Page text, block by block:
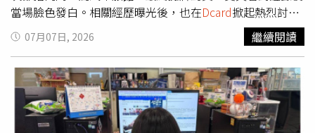
婆婆對她的態度明顯轉冷，家庭LINE群組互動也變得冷
淡，丈夫則夾在父母與妻子之間左右為難。她無奈表示，如
今回頭看，最大的失誤就是透露自己股票賺錢，「早知道什
麼都不要講，甚至連老公都不該說。」貼文曝光後，引發大
批網友熱議，不少人認為「財不露白」是最重要的教訓，尤
其投資獲利更應低調，以免引來不必要的期待或壓力；也有
人指出，紅包是心意，不代表有義務替他人承擔債務，若真
當場臉色發白。相關經歷曝光後，也在Dcard掀起熱烈討
論。根據原PO發文表示，她與丈夫結婚4年，育有一名2歲
孩子。近半年來，丈夫經常以公司加班為由晚歸，她始終沒
有懷疑對方。直到上個月生日，夫妻原本約好一起享用大
餐，也提前將孩子託給保母照顧，不料丈夫卻臨時表示公司
有事無法赴約，讓她只能獨自過生日。她透露，當晚用餐後
滑手機時，突然想起夫妻曾開啟智慧手錶共享健身資料功
07月07日, 2026 繼續閱讀